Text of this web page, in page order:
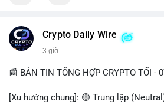
• LunarCrush Trending: Ethereum,
Chainlink.
Viettel) và các từ khóa đời sống khác
💬 DÒNG CHẢY TIN TỨC & TRUYỀN
Crypto Daily Wire
3 giờ
📰 BẢN TIN TỔNG HỢP CRYPTO TỐI -
[Xu hướng chung]: 🟡 Trung lập